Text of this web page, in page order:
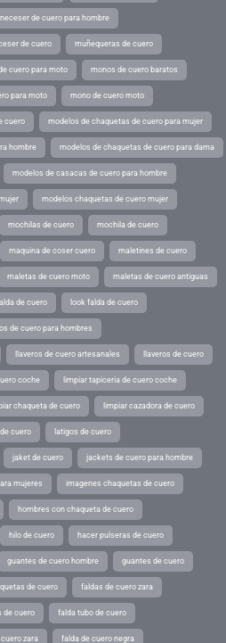
neceser de cuero para hombre
de cuero muñequeras de cuero
cuero para moto monos de cuero baratos
para moto mono de cuero moto
cuero modelos de chaquetas de cuero para mujer
hombre modelos de chaquetas de cuero para dama
modelos de casacas de cuero para hombre
modelos chaquetas de cuero mujer
mochilas de cuero mochila de cuero
maquina de coser cuero maletines de cuero
maletas de cuero moto maletas de cuero antiguas
de cuero look falda de cuero
de cuero para hombres
llaveros de cuero artesanales llaveros de cuero
coche limpiar tapiceria de cuero coche
chaqueta de cuero limpiar cazadora de cuero
cuero latigos de cuero
jaket de cuero jackets de cuero para hombre
mujeres imagenes chaquetas de cuero
hombres con chaqueta de cuero
hilo de cuero hacer pulseras de cuero
guantes de cuero hombre guantes de cuero
de cuero faldas de cuero zara
de cuero falda tubo de cuero
zara falda de cuero negra